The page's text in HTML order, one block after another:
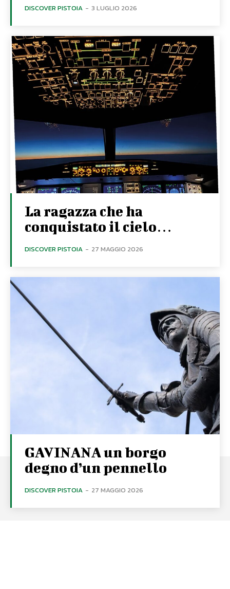
DISCOVER PISTOIA - 3 LUGLIO 2026
La ragazza che ha
conquistato il cielo…
DISCOVER PISTOIA - 27 MAGGIO 2026
GAVINANA un borgo
degno d’un pennello
DISCOVER PISTOIA - 27 MAGGIO 2026